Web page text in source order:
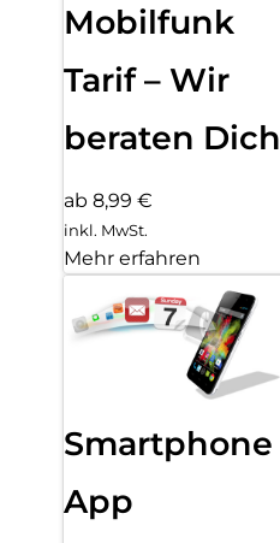
Mobilfunk
Tarif – Wir
beraten Dich
ab 8,99 €
inkl. MwSt.
Mehr erfahren
Smartphone
App